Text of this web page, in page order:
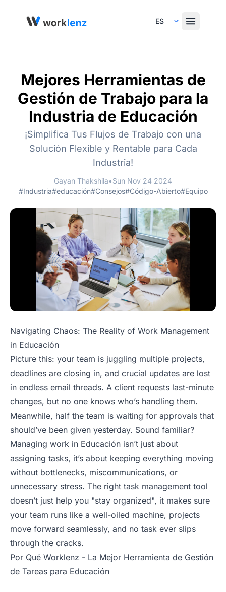
Select Language
Mejores Herramientas de
Gestión de Trabajo para la
Industria de Educación
¡Simplifica Tus Flujos de Trabajo con una
Solución Flexible y Rentable para Cada
Industria!
Gayan Thakshila•Sun Nov 24 2024
#Industria#educación#Consejos#Código-Abierto#Equipo
Navigating Chaos: The Reality of Work Management
in Educación
Picture this: your team is juggling multiple projects,
deadlines are closing in, and crucial updates are lost
in endless email threads. A client requests last-minute
changes, but no one knows who’s handling them.
Meanwhile, half the team is waiting for approvals that
should’ve been given yesterday. Sound familiar?
Managing work in Educación isn’t just about
assigning tasks, it’s about keeping everything moving
without bottlenecks, miscommunications, or
unnecessary stress. The right task management tool
doesn’t just help you "stay organized", it makes sure
your team runs like a well-oiled machine, projects
move forward seamlessly, and no task ever slips
through the cracks.
Por Qué Worklenz - La Mejor Herramienta de Gestión
de Tareas para Educación